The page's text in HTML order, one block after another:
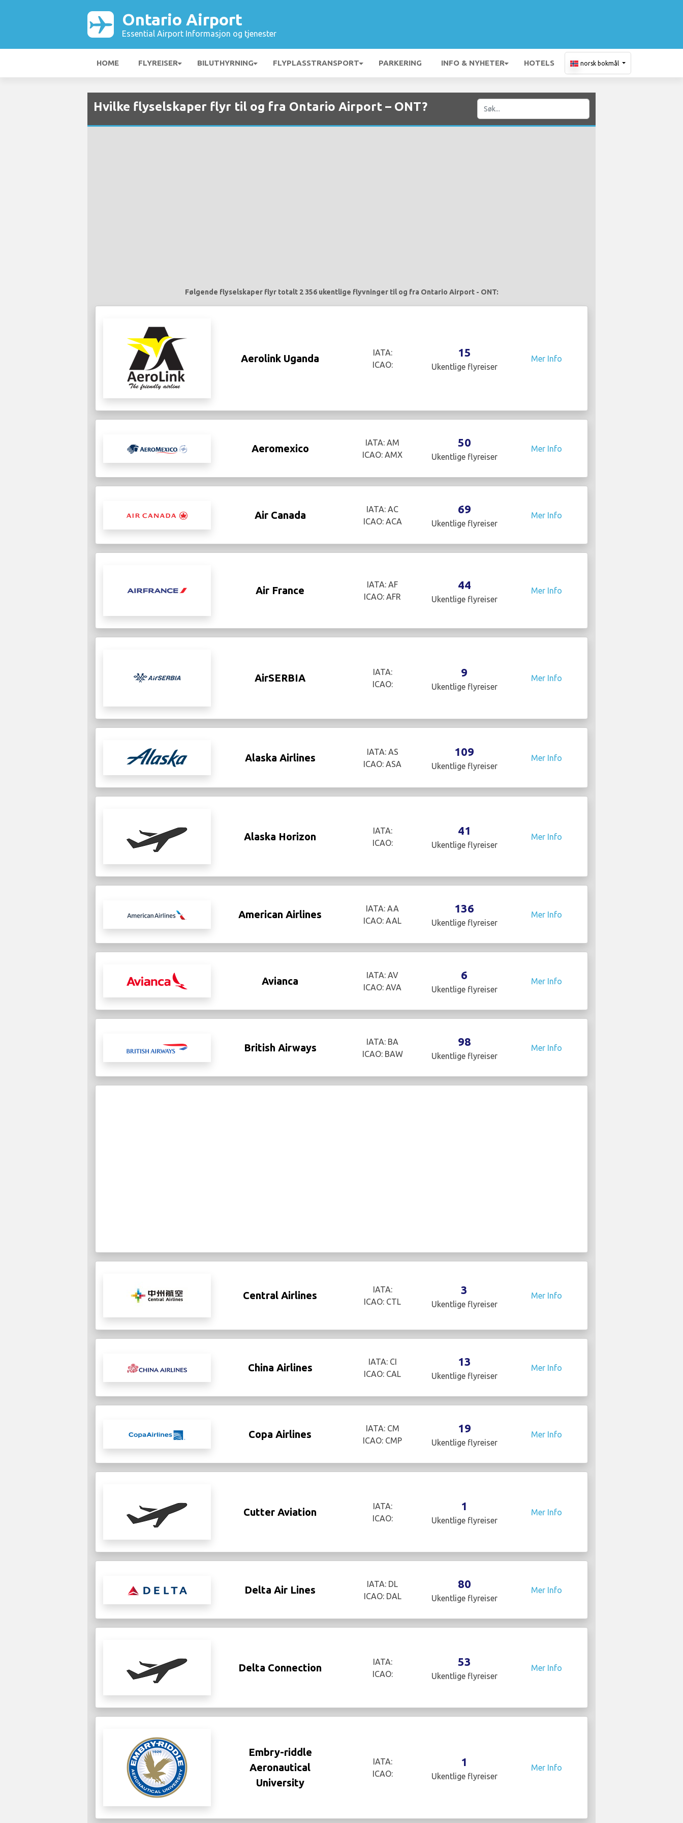
Ontario Airport
Essential Airport Informasjon og tjenester
HOME FLYREISER BILUTHYRNING FLYPLASSTRANSPORT PARKERING INFO & NYHETER HOTELS norsk bokmål
Hvilke flyselskaper flyr til og fra Ontario Airport – ONT?
Følgende flyselskaper flyr totalt 2 356 ukentlige flyvninger til og fra Ontario Airport - ONT:
Aerolink Uganda
IATA:
ICAO:
15
Ukentlige flyreiser
Mer Info
Aeromexico
IATA: AM
ICAO: AMX
50
Ukentlige flyreiser
Mer Info
Air Canada
IATA: AC
ICAO: ACA
69
Ukentlige flyreiser
Mer Info
Air France
IATA: AF
ICAO: AFR
44
Ukentlige flyreiser
Mer Info
AirSERBIA
IATA:
ICAO:
9
Ukentlige flyreiser
Mer Info
Alaska Airlines
IATA: AS
ICAO: ASA
109
Ukentlige flyreiser
Mer Info
Alaska Horizon
IATA:
ICAO:
41
Ukentlige flyreiser
Mer Info
American Airlines
IATA: AA
ICAO: AAL
136
Ukentlige flyreiser
Mer Info
Avianca
IATA: AV
ICAO: AVA
6
Ukentlige flyreiser
Mer Info
British Airways
IATA: BA
ICAO: BAW
98
Ukentlige flyreiser
Mer Info
Central Airlines
IATA:
ICAO: CTL
3
Ukentlige flyreiser
Mer Info
China Airlines
IATA: CI
ICAO: CAL
13
Ukentlige flyreiser
Mer Info
Copa Airlines
IATA: CM
ICAO: CMP
19
Ukentlige flyreiser
Mer Info
Cutter Aviation
IATA:
ICAO:
1
Ukentlige flyreiser
Mer Info
Delta Air Lines
IATA: DL
ICAO: DAL
80
Ukentlige flyreiser
Mer Info
Delta Connection
IATA:
ICAO:
53
Ukentlige flyreiser
Mer Info
Embry-riddle
Aeronautical
University
IATA:
ICAO:
1
Ukentlige flyreiser
Mer Info